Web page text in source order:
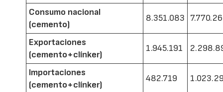
Consumo nacional
(cemento)
8.351.083
Exportaciones
(cemento+clínker)
1.945.191
Importaciones
(cemento+clínker)
482.719